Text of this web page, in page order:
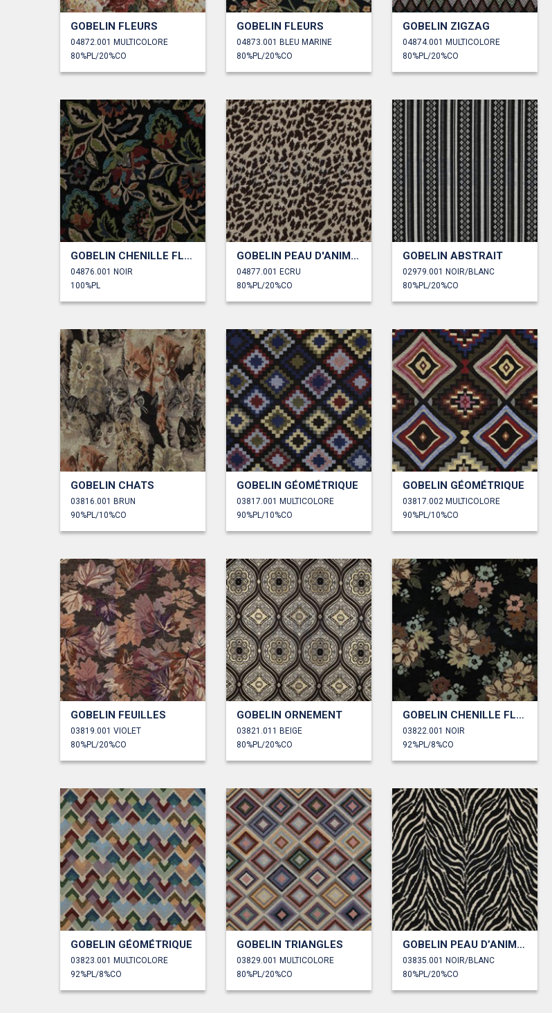
GOBELIN FLEURS
04872.001 MULTICOLORE
80%PL/20%CO
GOBELIN FLEURS
04873.001 BLEU MARINE
80%PL/20%CO
GOBELIN ZIGZAG
04874.001 MULTICOLORE
80%PL/20%CO
GOBELIN CHENILLE FLEURS
04876.001 NOIR
100%PL
GOBELIN PEAU D'ANIMAL
04877.001 ECRU
80%PL/20%CO
GOBELIN ABSTRAIT
02979.001 NOIR/BLANC
80%PL/20%CO
GOBELIN CHATS
03816.001 BRUN
90%PL/10%CO
GOBELIN GÉOMÉTRIQUE
03817.001 MULTICOLORE
90%PL/10%CO
GOBELIN GÉOMÉTRIQUE
03817.002 MULTICOLORE
90%PL/10%CO
GOBELIN FEUILLES
03819.001 VIOLET
80%PL/20%CO
GOBELIN ORNEMENT
03821.011 BEIGE
80%PL/20%CO
GOBELIN CHENILLE FLEURS
03822.001 NOIR
92%PL/8%CO
GOBELIN GÉOMÉTRIQUE
03823.001 MULTICOLORE
92%PL/8%CO
GOBELIN TRIANGLES
03829.001 MULTICOLORE
80%PL/20%CO
GOBELIN PEAU D’ANIMAL
03835.001 NOIR/BLANC
80%PL/20%CO